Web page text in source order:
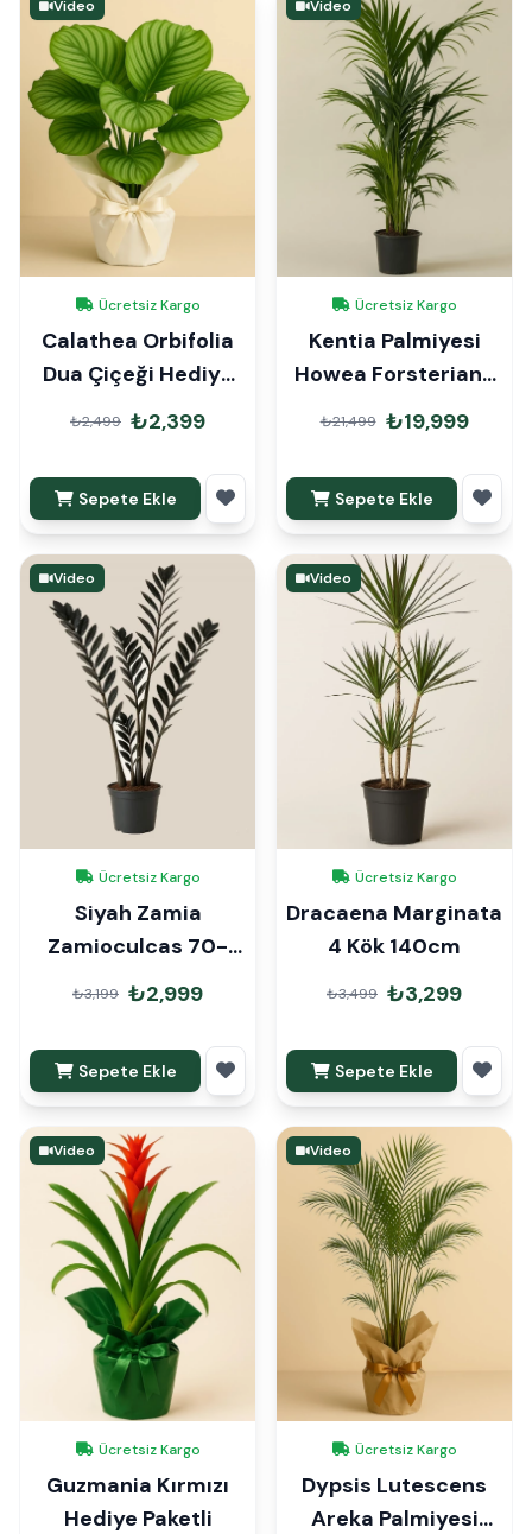
Video
Ücretsiz Kargo
Calathea Orbifolia
Dua Çiçeği Hediye
Paketli
₺2,499 ₺2,399
Sepete Ekle
Video
Ücretsiz Kargo
Kentia Palmiyesi
Howea Forsteriana
190cm
₺21,499 ₺19,999
Sepete Ekle
Video
Ücretsiz Kargo
Siyah Zamia
Zamioculcas 70-
90cm
₺3,199 ₺2,999
Sepete Ekle
Video
Ücretsiz Kargo
Dracaena Marginata
4 Kök 140cm
₺3,499 ₺3,299
Sepete Ekle
Video
Ücretsiz Kargo
Guzmania Kırmızı
Hediye Paketli
Video
Ücretsiz Kargo
Dypsis Lutescens
Areka Palmiyesi